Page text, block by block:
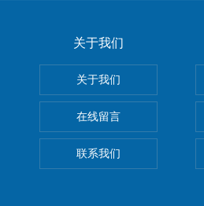
关于我们
关于我们
在线留言
联系我们